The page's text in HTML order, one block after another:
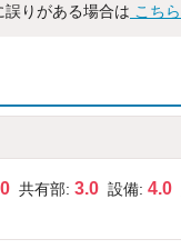
りがある場合は こちら
共有部: 3.0 設備: 4.0